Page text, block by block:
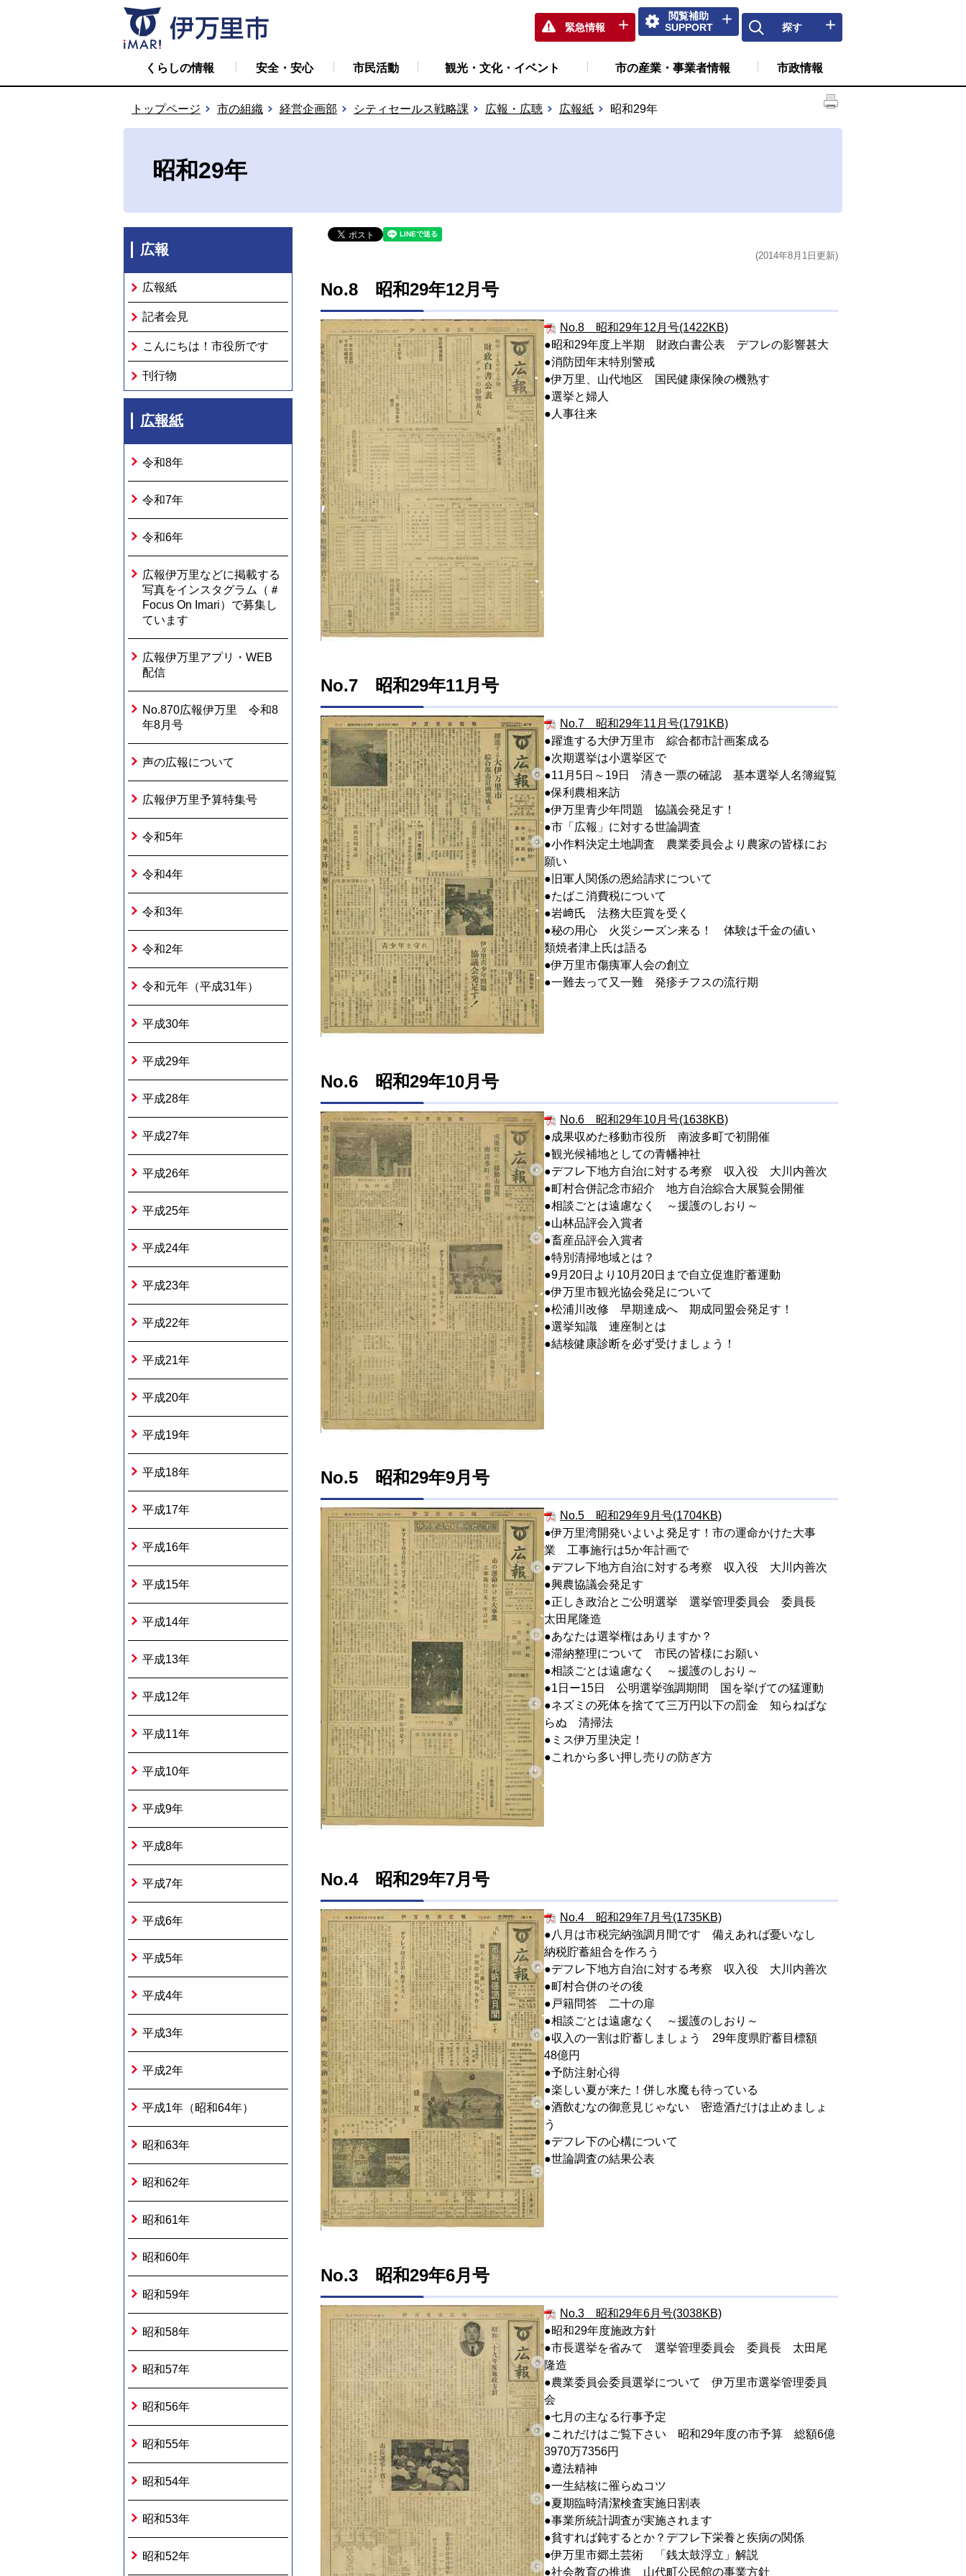
緊急情報
閲覧補助
SUPPORT
探す
くらしの情報 安全・安心 市民活動 観光・文化・イベント 市の産業・事業者情報 市政情報
トップページ 市の組織 経営企画部 シティセールス戦略課 広報・広聴 広報紙 昭和29年
昭和29年
広報
広報紙
記者会見
こんにちは！市役所です
刊行物
広報紙
令和8年
令和7年
令和6年
広報伊万里などに掲載する
写真をインスタグラム（＃
Focus On Imari）で募集し
ています
広報伊万里アプリ・WEB
配信
No.870広報伊万里 令和8
年8月号
声の広報について
広報伊万里予算特集号
令和5年
令和4年
令和3年
令和2年
令和元年（平成31年）
平成30年
平成29年
平成28年
平成27年
平成26年
平成25年
平成24年
平成23年
平成22年
平成21年
平成20年
平成19年
平成18年
平成17年
平成16年
平成15年
平成14年
平成13年
平成12年
平成11年
平成10年
平成9年
平成8年
平成7年
平成6年
平成5年
平成4年
平成3年
平成2年
平成1年（昭和64年）
昭和63年
昭和62年
昭和61年
昭和60年
昭和59年
昭和58年
昭和57年
昭和56年
昭和55年
昭和54年
昭和53年
昭和52年
(2014年8月1日更新)
No.8 昭和29年12月号
No.8 昭和29年12月号(1422KB)
●昭和29年度上半期 財政白書公表 デフレの影響甚大
●消防団年末特別警戒
●伊万里、山代地区 国民健康保険の機熟す
●選挙と婦人
●人事往来
No.7 昭和29年11月号
No.7 昭和29年11月号(1791KB)
●躍進する大伊万里市 綜合都市計画案成る
●次期選挙は小選挙区で
●11月5日～19日 清き一票の確認 基本選挙人名簿縦覧
●保利農相来訪
●伊万里青少年問題 協議会発足す！
●市「広報」に対する世論調査
●小作料決定土地調査 農業委員会より農家の皆様にお
願い
●旧軍人関係の恩給請求について
●たばこ消費税について
●岩﨑氏 法務大臣賞を受く
●秘の用心 火災シーズン来る！ 体験は千金の値い
類焼者津上氏は語る
●伊万里市傷痍軍人会の創立
●一難去って又一難 発疹チフスの流行期
No.6 昭和29年10月号
No.6 昭和29年10月号(1638KB)
●成果収めた移動市役所 南波多町で初開催
●観光候補地としての青幡神社
●デフレ下地方自治に対する考察 収入役 大川内善次
●町村合併記念市紹介 地方自治綜合大展覧会開催
●相談ごとは遠慮なく ～援護のしおり～
●山林品評会入賞者
●畜産品評会入賞者
●特別清掃地域とは？
●9月20日より10月20日まで自立促進貯蓄運動
●伊万里市観光協会発足について
●松浦川改修 早期達成へ 期成同盟会発足す！
●選挙知識 連座制とは
●結核健康診断を必ず受けましょう！
No.5 昭和29年9月号
No.5 昭和29年9月号(1704KB)
●伊万里湾開発いよいよ発足す！市の運命かけた大事
業 工事施行は5か年計画で
●デフレ下地方自治に対する考察 収入役 大川内善次
●興農協議会発足す
●正しき政治とご公明選挙 選挙管理委員会 委員長
太田尾隆造
●あなたは選挙権はありますか？
●滞納整理について 市民の皆様にお願い
●相談ごとは遠慮なく ～援護のしおり～
●1日ー15日 公明選挙強調期間 国を挙げての猛運動
●ネズミの死体を捨てて三万円以下の罰金 知らねばな
らぬ 清掃法
●ミス伊万里決定！
●これから多い押し売りの防ぎ方
No.4 昭和29年7月号
No.4 昭和29年7月号(1735KB)
●八月は市税完納強調月間です 備えあれば憂いなし
納税貯蓄組合を作ろう
●デフレ下地方自治に対する考察 収入役 大川内善次
●町村合併のその後
●戸籍問答 二十の扉
●相談ごとは遠慮なく ～援護のしおり～
●収入の一割は貯蓄しましょう 29年度県貯蓄目標額
48億円
●予防注射心得
●楽しい夏が来た！併し水魔も待っている
●酒飲むなの御意見じゃない 密造酒だけは止めましょ
う
●デフレ下の心構について
●世論調査の結果公表
No.3 昭和29年6月号
No.3 昭和29年6月号(3038KB)
●昭和29年度施政方針
●市長選挙を省みて 選挙管理委員会 委員長 太田尾
隆造
●農業委員会委員選挙について 伊万里市選挙管理委員
会
●七月の主なる行事予定
●これだけはご覧下さい 昭和29年度の市予算 総額6億
3970万7356円
●遵法精神
●一生結核に罹らぬコツ
●夏期臨時清潔検査実施日割表
●事業所統計調査が実施されます
●貧すれば鈍するとか？デフレ下栄養と疾病の関係
●伊万里市郷土芸術 「銭太鼓浮立」解説
●社会教育の推進 山代町公民館の事業方針